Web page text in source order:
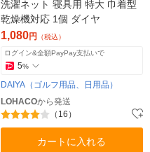
洗濯ネット 寝具用 特大 巾着型
乾燥機対応 1個 ダイヤ
1,080円 （税込）
ログイン&全額PayPay支払いで
5%
DAIYA（ゴルフ用品、日用品）
LOHACOから発送
（16）
カートに入れる